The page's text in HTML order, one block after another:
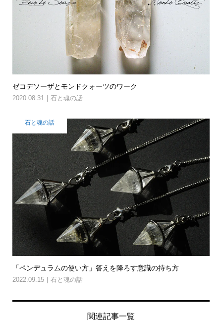
ゼコデソーザとモンドクォーツのワーク
2020.08.31 石と魂の話
石と魂の話
「ペンデュラムの使い方」答えを降ろす意識の持ち方
2022.09.15 石と魂の話
関連記事一覧